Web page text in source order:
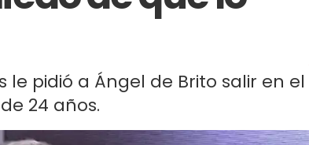
pidió a Ángel de Brito salir en el
24 años.